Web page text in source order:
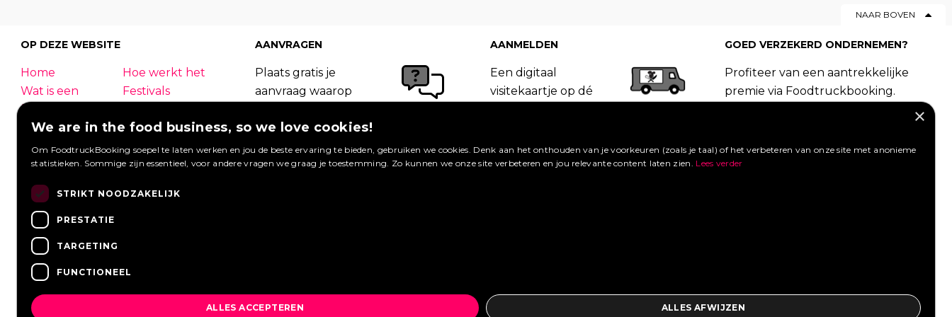
NAAR BOVEN
OP DEZE WEBSITE
Home
Hoe werkt het
Wat is een
foodtruck?
Festivals
Bruiloft
Contact
Inloggen
Overzicht
Meest gestelde
vragen
Wij werken met
Vacatures
AANVRAGEN
Plaats gratis je
aanvraag waarop
FoodtruckBooking.com
kunnen reageren.
AANMELDEN
Een digitaal
visitekaartje op dé
nu aan en profiteer
van de vele
GOED VERZEKERD ONDERNEMEN?
Profiteer van een aantrekkelijke
premie via Foodtruckbooking.
×
We are in the food business, so we love cookies!
Om FoodtruckBooking soepel te laten werken en jou de beste ervaring te bieden, gebruiken we cookies. Denk aan het onthouden van je voorkeuren (zoals je taal) of het verbeteren van onze site met anonieme
statistieken. Sommige zijn essentieel, voor andere vragen we graag je toestemming. Zo kunnen we onze site verbeteren en jou relevante content laten zien. Lees verder
STRIKT NOODZAKELIJK
PRESTATIE
TARGETING
FUNCTIONEEL
ALLES ACCEPTEREN ALLES AFWIJZEN